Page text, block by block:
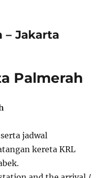
– Jakarta
Palmerah
jadwal
kereta KRL